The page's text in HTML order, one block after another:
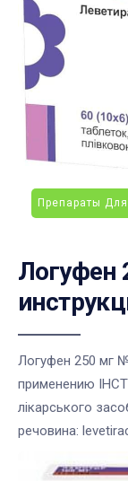
Препараты
Логуфен
Логуфен 250 мг
применению
лікарського
речовина: